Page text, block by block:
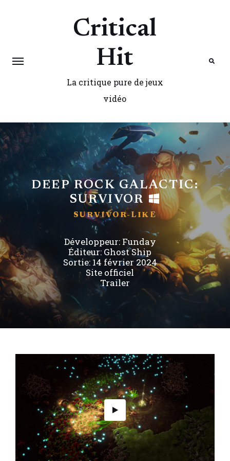
Critical
Hit
La critique pure de jeux
vidéo
DEEP ROCK GALACTIC:
SURVIVOR
SURVIVOR-LIKE
Développeur: Funday
Éditeur: Ghost Ship
Sortie: 14 février 2024
Site officiel
Trailer